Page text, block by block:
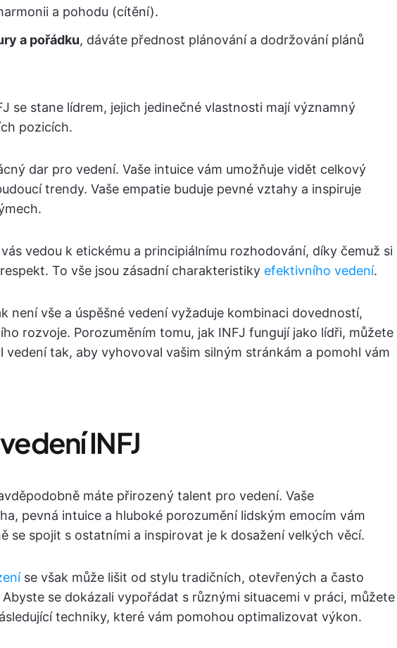
a pohodu (cítění).
a pořádku, dáváte přednost plánování a dodržování plánů
se stane lídrem, jejich jedinečné vlastnosti mají významný
pozicích.
dar pro vedení. Vaše intuice vám umožňuje vidět celkový
trendy. Vaše empatie buduje pevné vztahy a inspiruje
vedou k etickému a principiálnímu rozhodování, díky čemuž si
To vše jsou zásadní charakteristiky efektivního vedení.
není vše a úspěšné vedení vyžaduje kombinaci dovedností,
rozvoje. Porozuměním tomu, jak INFJ fungují jako lídři, můžete
vedení tak, aby vyhovoval vašim silným stránkám a pomohl vám
INFJ
máte přirozený talent pro vedení. Vaše
pevná intuice a hluboké porozumění lidským emocím vám
se spojit s ostatními a inspirovat je k dosažení velkých věcí.
se však může lišit od stylu tradičních, otevřených a často
se dokázali vypořádat s různými situacemi v práci, můžete
techniky, které vám pomohou optimalizovat výkon.